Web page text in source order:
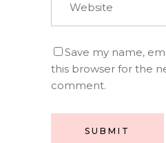
Save my name,
this browser for the
comment.
SUBMIT